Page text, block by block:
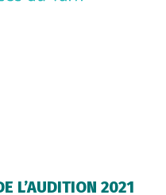
L’AUDITION 2021